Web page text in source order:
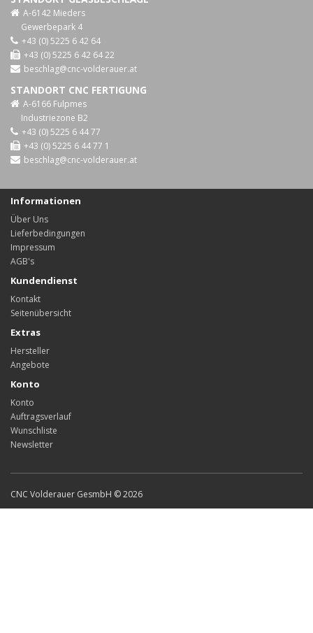
A-6142 Mieders
Gewerbepark 4
+43 (0) 5225 6 42 64
+43 (0) 5225 6 42 64 22
beschlag@cnc-volderauer.at
STANDORT CNC FERTIGUNG
A-6166 Fulpmes
Industriezone B2
+43 (0) 5225 6 44 77
+43 (0) 5225 6 44 77 1
beschlag@cnc-volderauer.at
Informationen
Über Uns
Lieferbedingungen
Impressum
AGB's
Kundendienst
Kontakt
Seitenübersicht
Extras
Hersteller
Angebote
Konto
Konto
Auftragsverlauf
Wunschliste
Newsletter
CNC Volderauer GesmbH © 2026